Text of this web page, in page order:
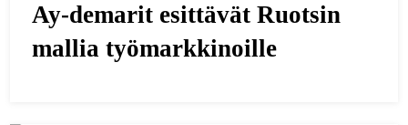
Ay-demarit esittävät Ruotsin
mallia työmarkkinoille